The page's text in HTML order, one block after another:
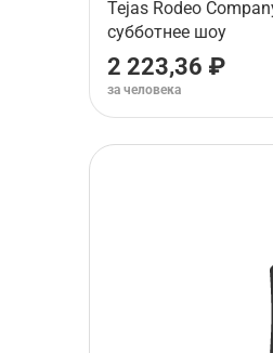
Tejas Rodeo
субботнее шоу
2 223,36 ₽
за человека